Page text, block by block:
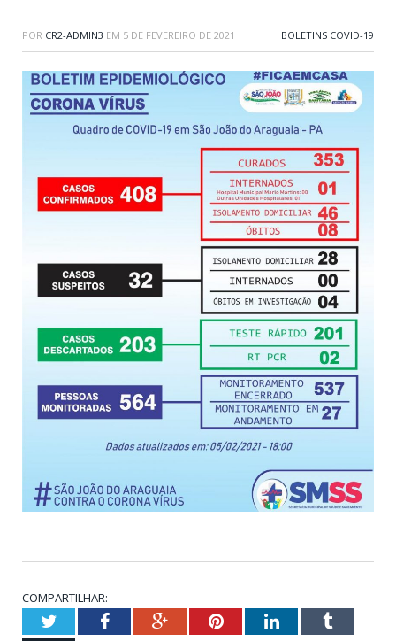
POR CR2-ADMIN3 EM 5 DE FEVEREIRO DE 2021 BOLETINS COVID-19
COMPARTILHAR:
TwitterFacebookGoogle+PinterestLinkedInTumblr